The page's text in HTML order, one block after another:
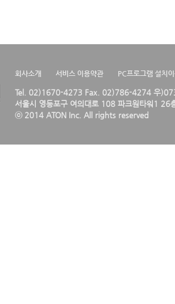
회사소개 서비스 이용약관 PC프로그램 설치
Tel. 02)1670-4273 Fax. 02)786-4274 우
서울시 영등포구 여의대로 108 파크원타워1 26
ⓒ 2014 ATON Inc. All rights reserved